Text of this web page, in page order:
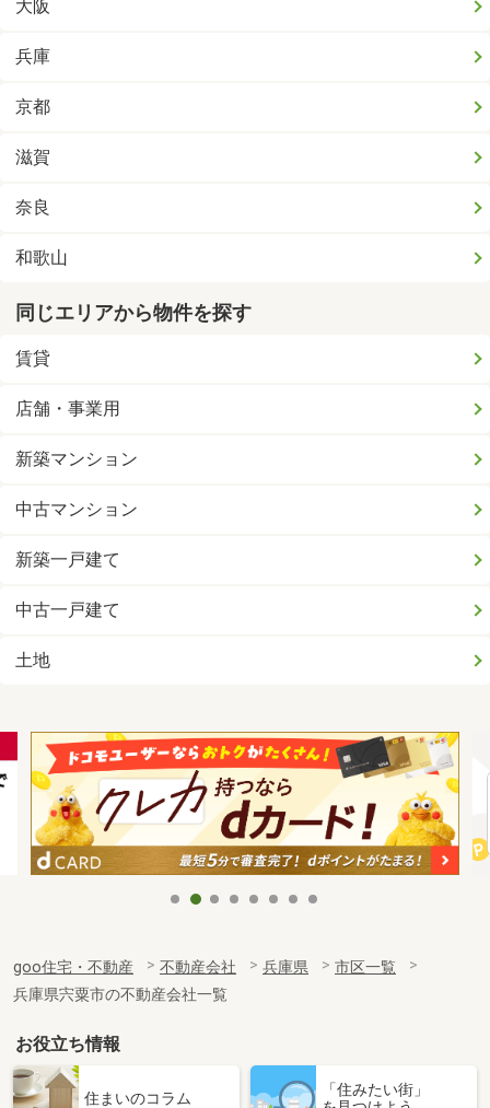
大阪
兵庫
京都
滋賀
奈良
和歌山
同じエリアから物件を探す
賃貸
店舗・事業用
新築マンション
中古マンション
新築一戸建て
中古一戸建て
土地
goo住宅・不動産 不動産会社 兵庫県
市区一覧
兵庫県宍粟市の不動産会社一覧
お役立ち情報
住まいのコラム
「住みたい街」